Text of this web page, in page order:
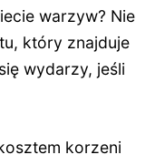
warzyw? Nie
który znajduje
wydarzy, jeśli
korzeni